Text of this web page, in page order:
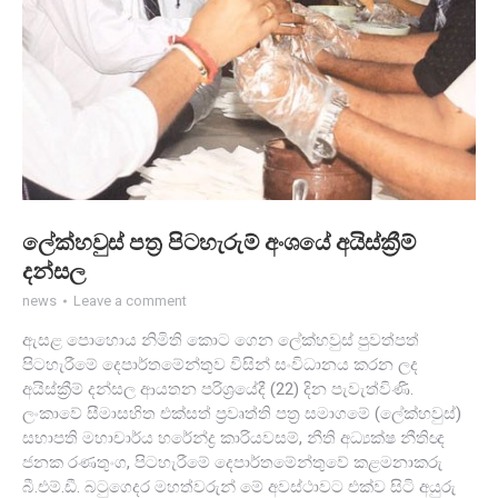
ලේක්හවුස් පත්‍ර පිටහැරුම් අංශයේ අයිස්ක්‍රීම්
දන්සල
news Leave a comment
ඇසළ පොහොය නිමිති කොට ගෙන ලේක්හවුස් පුවත්පත්
පිටහැරීමේ දෙපාර්තමේන්තුව විසින් සංවිධානය කරන ලද
අයිස්ක්‍රීම් දන්සල ආයතන පරිශ්‍රයේදී (22) දින පැවැත්විණි.
ලංකාවේ සීමාසහිත එක්සත් ප්‍රවෘත්ති පත්‍ර සමාගමේ (ලේක්හවුස්)
සභාපති මහාචාර්ය හරේන්ද්‍ර කාරියවසම්, නීති අධ්‍යක්ෂ නීතිඥ
ජනක රණතුංග, පිටහැරීමේ දෙපාර්තමේන්තුවේ කළමනාකරු
බී.එම්.ඩී. බටුගෙදර මහත්වරුන් මේ අවස්ථාවට එක්ව සිටි අයුරු